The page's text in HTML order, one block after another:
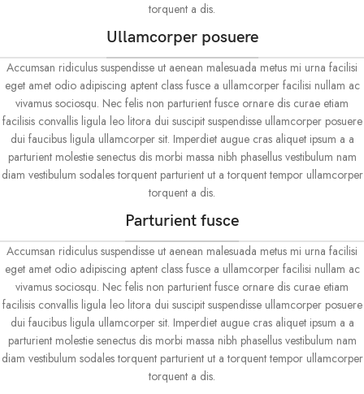
torquent a dis.
Ullamcorper posuere
Accumsan ridiculus suspendisse ut aenean malesuada metus mi urna facilisi
eget amet odio adipiscing aptent class fusce a ullamcorper facilisi nullam ac
vivamus sociosqu. Nec felis non parturient fusce ornare dis curae etiam
facilisis convallis ligula leo litora dui suscipit suspendisse ullamcorper posuere
dui faucibus ligula ullamcorper sit. Imperdiet augue cras aliquet ipsum a a
parturient molestie senectus dis morbi massa nibh phasellus vestibulum nam
diam vestibulum sodales torquent parturient ut a torquent tempor ullamcorper
torquent a dis.
Parturient fusce
Accumsan ridiculus suspendisse ut aenean malesuada metus mi urna facilisi
eget amet odio adipiscing aptent class fusce a ullamcorper facilisi nullam ac
vivamus sociosqu. Nec felis non parturient fusce ornare dis curae etiam
facilisis convallis ligula leo litora dui suscipit suspendisse ullamcorper posuere
dui faucibus ligula ullamcorper sit. Imperdiet augue cras aliquet ipsum a a
parturient molestie senectus dis morbi massa nibh phasellus vestibulum nam
diam vestibulum sodales torquent parturient ut a torquent tempor ullamcorper
torquent a dis.